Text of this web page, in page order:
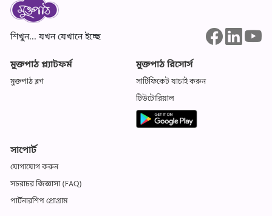
শিখুন... যখন যেখানে ইচ্ছে
মুক্তপাঠ প্ল্যাটফর্ম
মুক্তপাঠ ব্লগ
মুক্তপাঠ রিসোর্স
সার্টিফিকেট যাচাই করুন
টিউটোরিয়াল
সাপোর্ট
যোগাযোগ করুন
সচরাচর জিজ্ঞাসা (FAQ)
পার্টনারশিপ প্রোগ্রাম